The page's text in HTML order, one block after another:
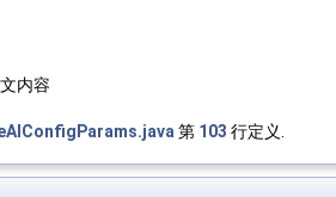
文内容
第 103 行定义.